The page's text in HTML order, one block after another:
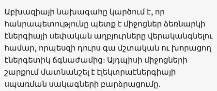
Աբխազիայի նախագահը կարծում է, որ
հանրապետությունը պետք է միջոցներ ձեռնարկի
էներգիայի սեփական աղբյուրները վերականգնելու
համար, որպեսզի դուրս գա մշտական ​​ու խորացող
էներգետիկ ճգնաժամից։ Այդպիսի միջոցների
շարքում մատնանշել է էլեկտրաէներգիայի
սպառման սակագների բարձրացումը.